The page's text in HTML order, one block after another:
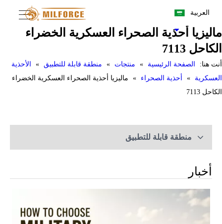
العربية
ماليزيا أحذية الصحراء العسكرية الخضراء
الكاحل 7113
أنت هنا: الصفحة الرئيسية » منتجات » منطقة قابلة للتطبيق »
الأحذية
العسكرية
» أحذية الصحراء »
ماليزيا أحذية الصحراء العسكرية الخضراء
الكاحل 7113
منطقة قابلة للتطبيق
أخبار